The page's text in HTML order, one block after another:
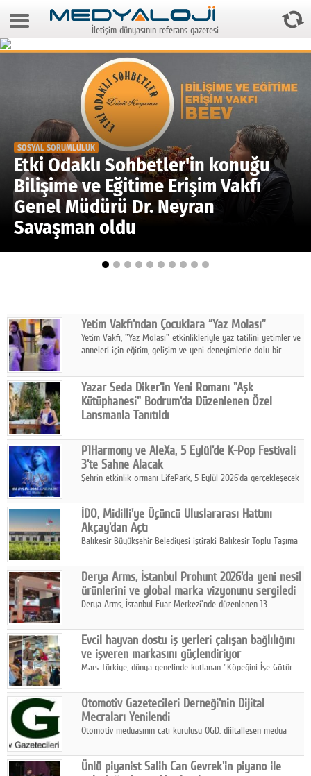
9 Ağustos 2026 9:19:36
Video Galeri
Gazeteler
Medya
Reyting-tiraj
Teknoloji
Televizyon
Facebook
Diziler
Karikatür
Youtube
Polemik
Reklam
Yazarlar
Künye
SOSYAL MEDYA
Facebook
Twitter
Google Plus
© 2026 TÜM HAKLARI SAKLIDIR
İletişim dünyasının referans gazetesi
SOSYAL SORUMLULUK
Etki Odaklı Sohbetler'in konuğu
Bilişime ve Eğitime Erişim Vakfı
Genel Müdürü Dr. Neyran
Savaşman oldu
Yetim Vakfı'ndan Çocuklara “Yaz Molası”
Yetim Vakfı, "Yaz Molası" etkinlikleriyle yaz tatilini yetimler ve
anneleri için eğitim, gelişim ve yeni deneyimlerle dolu bir
Yazar Seda Diker'in Yeni Romanı "Aşk
Kütüphanesi" Bodrum'da Düzenlenen Özel
Lansmanla Tanıtıldı
Diker'in 13. kitabı “Aşk Kütüphanesi” 6 Ağustos'ta Casa dell'Arte
Bodrum'da düzenlenen özel lansmanla okurlarıyla buluştu.
P1Harmony ve AleXa, 5 Eylül'de K-Pop Festivali
3'te Sahne Alacak
Şehrin etkinlik ormanı LifePark, 5 Eylül 2026'da gerçekleşecek
haritasında önemli bir destinasyon haline getirmeye
hazırlanıyor.
İDO, Midilli'ye Üçüncü Uluslararası Hattını
Akçay'dan Açtı
Balıkesir Büyükşehir Belediyesi iştiraki Balıkesir Toplu Taşıma
Midilli hattının resmi açılışı gerçekleştirildi.
Derya Arms, İstanbul Prohunt 2026'da yeni nesil
ürünlerini ve global marka vizyonunu sergiledi
Derya Arms, İstanbul Fuar Merkezi'nde düzenlenen 13.
Fuarı'nda sektör profesyonelleri, iş ortakları, bayiler ve son
kullanıcılarla bir araya geldi.
Evcil hayvan dostu iş yerleri çalışan bağlılığını
ve işveren markasını güçlendiriyor
Mars Türkiye, dünya genelinde kutlanan "Köpeğini İşe Götür
çalışan bağlılığı, iyi olma hali ve işveren markası üzerindeki
etkisine dikkat çekti.
Otomotiv Gazetecileri Derneği'nin Dijital
Mecraları Yenilendi
Otomotiv medyasının çatı kuruluşu OGD, dijitalleşen medya
hedefiyle internet sitesini ve sosyal medya kanallarını yeniledi.
Ünlü piyanist Salih Can Gevrek'in piyano ile